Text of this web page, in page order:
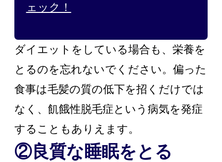
ェック！
ダイエットをしている場合も、栄養を
とるのを忘れないでください。偏った
食事は毛髪の質の低下を招くだけでは
なく、飢餓性脱毛症という病気を発症
することもありえます。
②良質な睡眠をとる